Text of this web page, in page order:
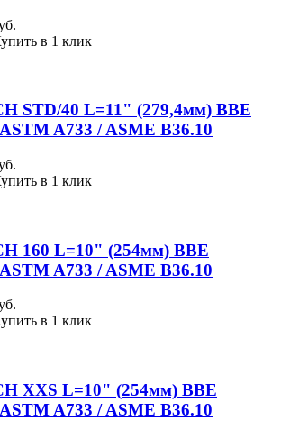
в 1 клик
STD/40 L=11" (279,4мм) BBE
A733 / ASME B36.10
в 1 клик
160 L=10" (254мм) BBE
A733 / ASME B36.10
в 1 клик
XXS L=10" (254мм) BBE
A733 / ASME B36.10